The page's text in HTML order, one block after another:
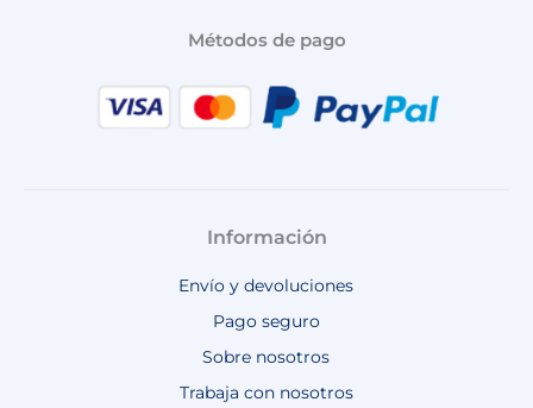
Métodos de pago
Información
Envío y devoluciones
Pago seguro
Sobre nosotros
Trabaja con nosotros